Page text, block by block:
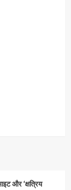
और ‘क्षत्रिय